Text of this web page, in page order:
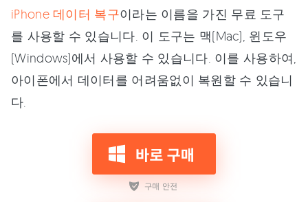
iPhone 데이터 복구이라는 이름을 가진 무료 도구
를 사용할 수 있습니다. 이 도구는 맥(Mac), 윈도우
(Windows)에서 사용할 수 있습니다. 이를 사용하여,
아이폰에서 데이터를 어려움없이 복원할 수 있습니
다.